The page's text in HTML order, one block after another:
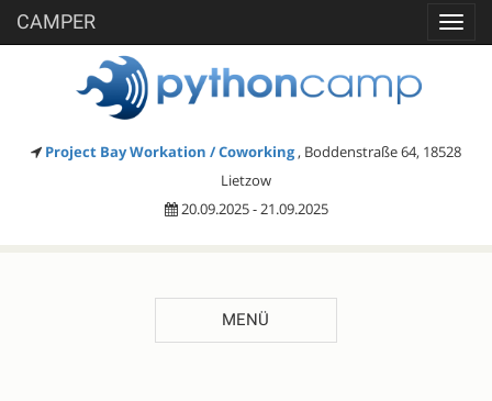
CAMPER
Project Bay Workation / Coworking , Boddenstraße 64, 18528
Lietzow
20.09.2025 - 21.09.2025
MENÜ